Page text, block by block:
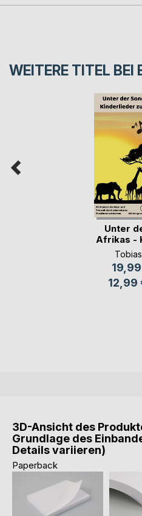
WEITERE TITEL BEI
Unter
Afrikas -
12,99
3D-Ansicht des
Grundlage des
Details variieren)
Paperback